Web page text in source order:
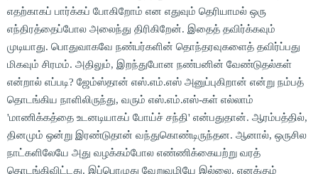
எதற்காகப் பார்க்கப் போகிறோம் என எதுவும் தெரியாமல் ஒரு
எந்திரத்தைப்போல அலைந்து திரிகிறேன். இதைத் தவிர்க்கவும்
முடியாது. பொதுவாகவே நண்பர்களின் தொந்தரவுகளைத் தவிர்ப்பது
மிகவும் சிரமம். அதிலும், இறந்துபோன நண்பனின் வேண்டுதல்கள்
என்றால் எப்படி? ஜேம்ஸ்தான் எஸ்.எம்.எஸ் அனுப்புகிறான் என்று நம்பத்
தொடங்கிய நாளிலிருந்து, வரும் எஸ்.எம்.எஸ்-கள் எல்லாம்
'மாணிக்கத்தை உடனடியாகப் போய்ச் சந்தி' என்பதுதான். ஆரம்பத்தில்,
தினமும் ஒன்று இரண்டுதான் வந்துகொண்டிருந்தன. ஆனால், ஒருசில
நாட்களிலேயே அது வழக்கம்போல எண்ணிக்கையற்று வரத்
தொடங்கிவிட்டது. இப்பொழுது வேறுவழியே இல்லை. எனக்கும்